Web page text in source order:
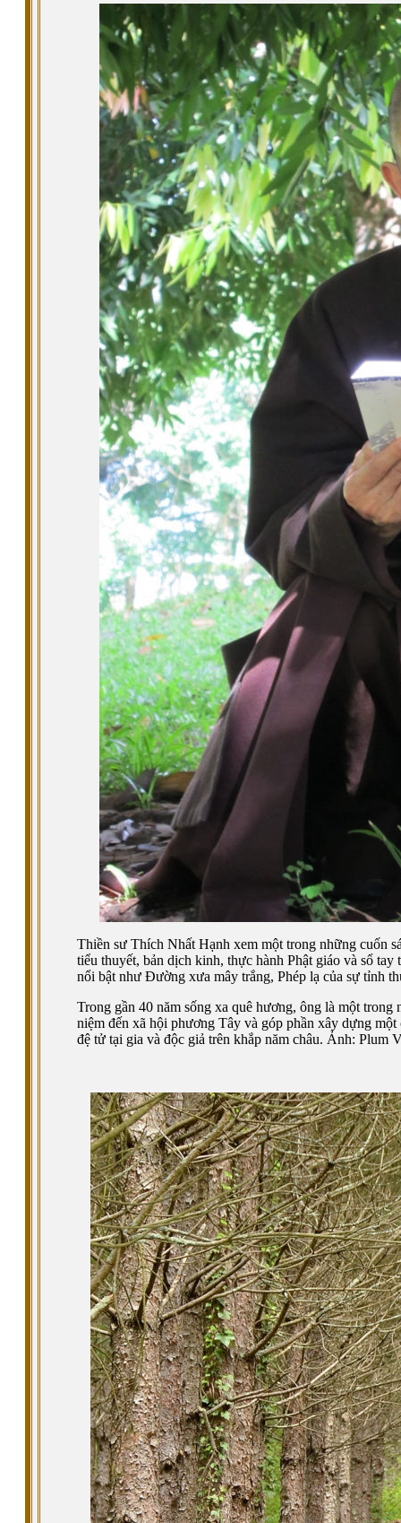
Thiền sư Thích Nhất Hạnh xem một trong những cuốn
tiểu thuyết, bản dịch kinh, thực hành Phật giáo và sổ
nổi bật như Đường xưa mây trắng, Phép lạ của sự tỉnh
Trong gần 40 năm sống xa quê hương, ông là một
niệm đến xã hội phương Tây và góp phần xây dựng
đệ tử tại gia và độc giả trên khắp năm châu. Ảnh: Plum